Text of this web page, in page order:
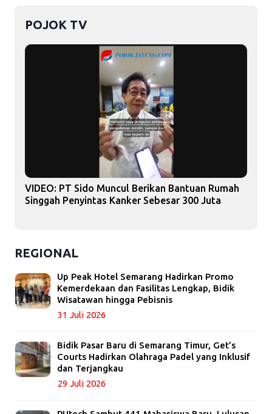
POJOK TV
VIDEO: PT Sido Muncul Berikan Bantuan Rumah
Singgah Penyintas Kanker Sebesar 300 Juta
REGIONAL
Up Peak Hotel Semarang Hadirkan Promo
Kemerdekaan dan Fasilitas Lengkap, Bidik
Wisatawan hingga Pebisnis
31 Juli 2026
Bidik Pasar Baru di Semarang Timur, Get’s
Courts Hadirkan Olahraga Padel yang Inklusif
dan Terjangkau
29 Juli 2026